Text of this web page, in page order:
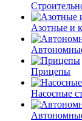
Азотные и
Прицепы
Насосные